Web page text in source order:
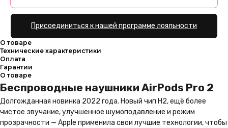
Присоединиться к нашей программе лояльности
О товаре
Технические характеристики
Оплата
Гарантии
О товаре
Беспроводные наушники AirPods Pro 2
Долгожданная новинка 2022 года. Новый чип H2, ещё более
чистое звучание, улучшенное шумоподавление и режим
прозрачности — Apple применила свои лучшие технологии, чтобы